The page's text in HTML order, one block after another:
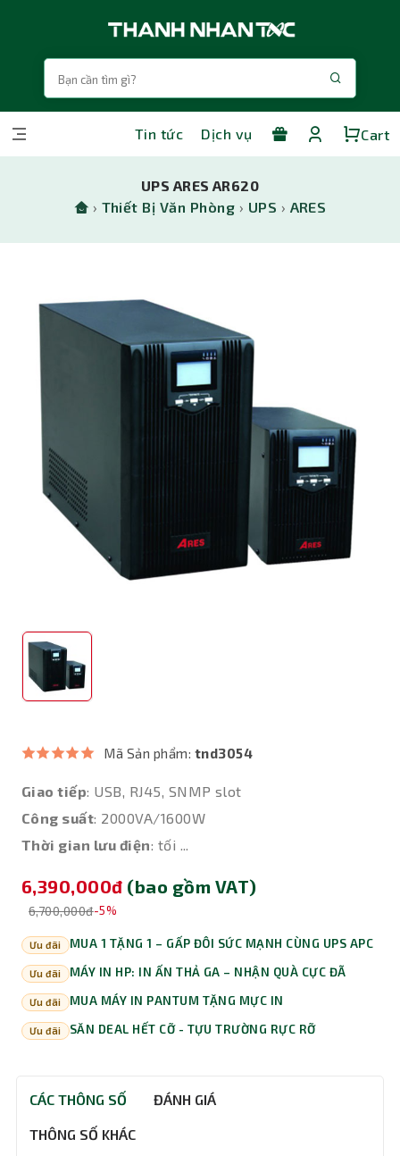
Tin tức Dịch vụ Cart
UPS ARES AR620
› Thiết Bị Văn Phòng › UPS › ARES
Mã Sản phẩm: tnd3054
Giao tiếp: USB, RJ45, SNMP slot
Công suất: 2000VA/1600W
Thời gian lưu điện: tối ...
6,390,000đ (bao gồm VAT)
6,700,000đ-5%
Ưu đãi MUA 1 TẶNG 1 – GẤP ĐÔI SỨC MẠNH CÙNG UPS APC
Ưu đãi MÁY IN HP: IN ẤN THẢ GA – NHẬN QUÀ CỰC ĐÃ
Ưu đãi MUA MÁY IN PANTUM TẶNG MỰC IN
Ưu đãi SĂN DEAL HẾT CỠ - TỰU TRƯỜNG RỰC RỠ
CÁC THÔNG SỐ ĐÁNH GIÁ
THÔNG SỐ KHÁC